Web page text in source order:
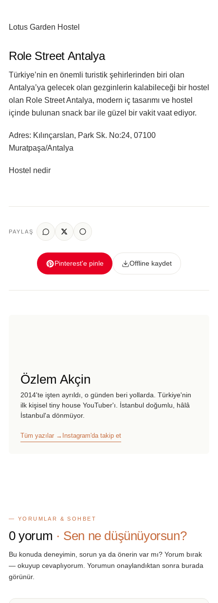
Lotus Garden Hostel
Role Street Antalya
Türkiye’nin en önemli turistik şehirlerinden biri olan
Antalya’ya gelecek olan gezginlerin kalabileceği bir hostel
olan Role Street Antalya, modern iç tasarımı ve hostel
içinde bulunan snack bar ile güzel bir vakit vaat ediyor.
Adres: Kılınçarslan, Park Sk. No:24, 07100
Muratpaşa/Antalya
Hostel nedir
PAYLAŞ
Pinterest'e pinle Offline kaydet
Özlem Akçin
2014'te işten ayrıldı, o günden beri yollarda. Türkiye'nin
ilk kişisel tiny house YouTuber'ı. İstanbul doğumlu, hâlâ
İstanbul'a dönmüyor.
Tüm yazılar → Instagram'da takip et
— YORUMLAR & SOHBET
0yorum · Sen ne düşünüyorsun?
Bu konuda deneyimin, sorun ya da önerin var mı? Yorum bırak
— okuyup cevaplıyorum. Yorumun onaylandıktan sonra burada
görünür.